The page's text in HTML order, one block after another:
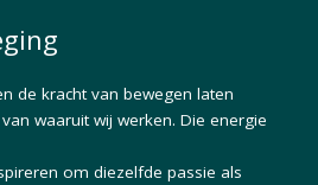
de kracht van bewegen laten
waaruit wij werken. Die energie
om diezelfde passie als